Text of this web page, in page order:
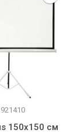
150х150 см